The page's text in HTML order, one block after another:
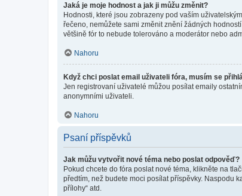
Jaká je moje hodnost a jak ji můžu změnit?
Hodnosti, které jsou zobrazeny pod vaším
řečeno, nemůžete sami změnit znění žádných
většině fór to nebude tolerováno a moderátor nebo
Nahoru
Když chci poslat email uživateli fóra, musím se
Jen registrovaní uživatelé můžou posílat emaily
anonymními uživateli.
Nahoru
Psaní příspěvků
Jak můžu vytvořit nové téma nebo poslat odpověď?
Pokud chcete do fóra poslat nové téma, klikněte na
předtím, než budete moci posílat příspěvky. Naspodu
přílohy“ atd.